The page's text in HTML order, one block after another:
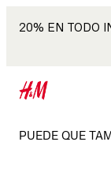
20% EN TODO
PUEDE QUE